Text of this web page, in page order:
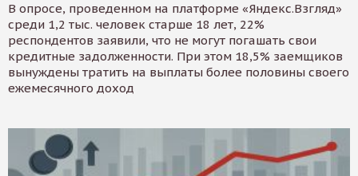
В опросе, проведенном на платформе «Яндекс.Взгляд»
среди 1,2 тыс. человек старше 18 лет, 22%
респондентов заявили, что не могут погашать свои
кредитные задолженности. При этом 18,5% заемщиков
вынуждены тратить на выплаты более половины своего
ежемесячного доход